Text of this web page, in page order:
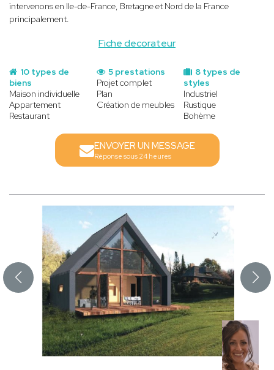
Fiche decorateur
intervenons en Ile-de-France, Bretagne et Nord de la France
principalement.
10 types de
biens
Maison individuelle
Appartement
Restaurant
8 types de
styles
Industriel
Rustique
Bohème
5 prestations
Projet complet
Plan
Création de meubles
ENVOYER UN MESSAGE
Réponse sous 24 heures